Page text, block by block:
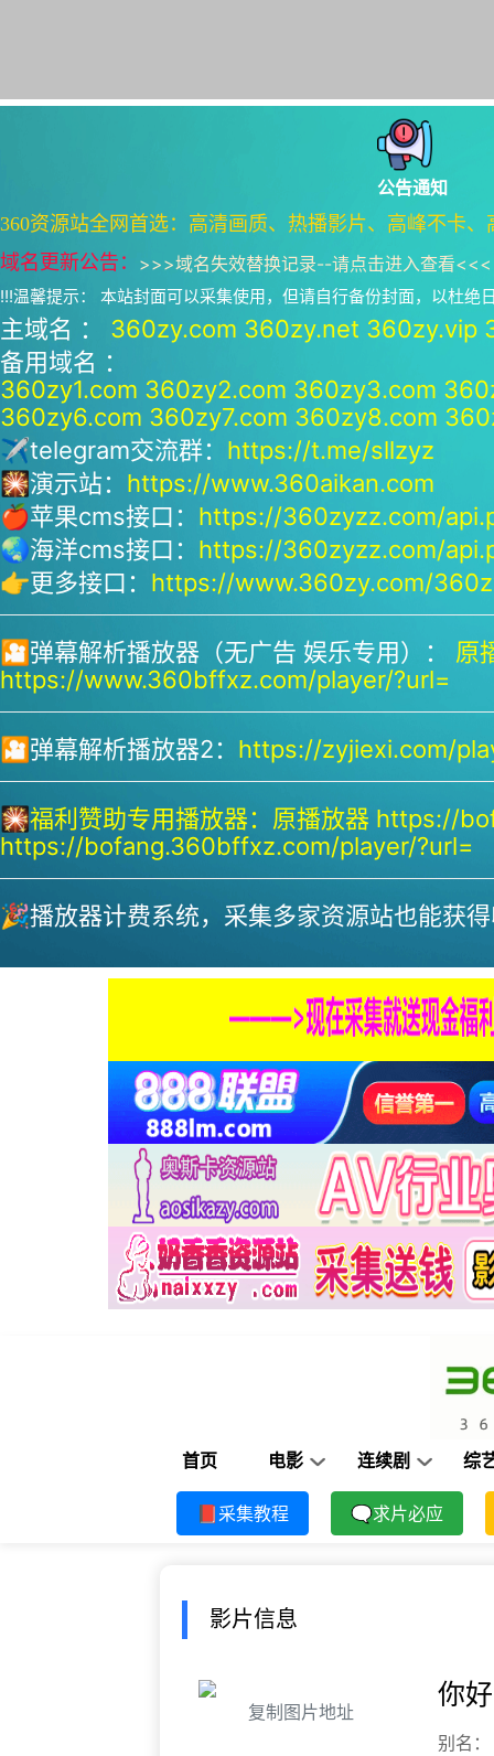
公告通知
360资源站全网首选：高清画质、热播影片、高峰不卡
域名更新公告： >>>域名失效替换记录--请点击进入查看<<<
!!!温馨提示： 本站封面可以采集使用，但请自行备份封面，以杜绝
主域名 ： 360zy.com 360zy.net 360zy.vip
备用域名 ：
360zy1.com 360zy2.com 360zy3.com
360zy6.com 360zy7.com 360zy8.com
✈telegram交流群： https://t.me/sllzyz
🎇演示站： https://www.360aikan.com
🍎苹果cms接口： https://360zyzz.com/
🌏海洋cms接口： https://360zyzz.com/
👉更多接口： https://www.360zy.com/
🎦弹幕解析播放器（无广告 娱乐专用）： 原
https://www.360bffxz.com/player/?url=
🎦弹幕解析播放器2： https://zyjiexi.com/
🎇福利赞助专用播放器： 原播放器 https://
https://bofang.360bffxz.com/player/?url=
🎉播放器计费系统，采集多家资源站也能获
首页 电影 连续剧 综
📕采集教程 🗨求片必应
影片信息
复制图片地址
你
别名：